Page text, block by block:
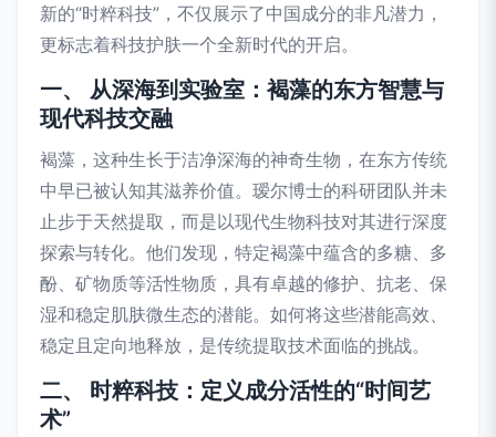
新的“时粹科技”，不仅展示了中国成分的非凡潜力，
更标志着科技护肤一个全新时代的开启。
一、 从深海到实验室：褐藻的东方智慧与
现代科技交融
褐藻，这种生长于洁净深海的神奇生物，在东方传统
中早已被认知其滋养价值。瑷尔博士的科研团队并未
止步于天然提取，而是以现代生物科技对其进行深度
探索与转化。他们发现，特定褐藻中蕴含的多糖、多
酚、矿物质等活性物质，具有卓越的修护、抗老、保
湿和稳定肌肤微生态的潜能。如何将这些潜能高效、
稳定且定向地释放，是传统提取技术面临的挑战。
二、 时粹科技：定义成分活性的“时间艺
术”